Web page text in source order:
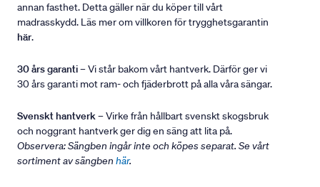
annan fasthet. Detta gäller när du köper till vårt
madrasskydd. Läs mer om villkoren för trygghetsgarantin
här.
30 års garanti– Vi står bakom vårt hantverk. Därför ger vi
30 års garanti mot ram- och fjäderbrott på alla våra sängar.
Svenskt hantverk– Virke från hållbart svenskt skogsbruk
och noggrant hantverk ger dig en säng att lita på.
Observera: Sängben ingår inte och köpes separat. Se vårt
sortiment av sängben här.